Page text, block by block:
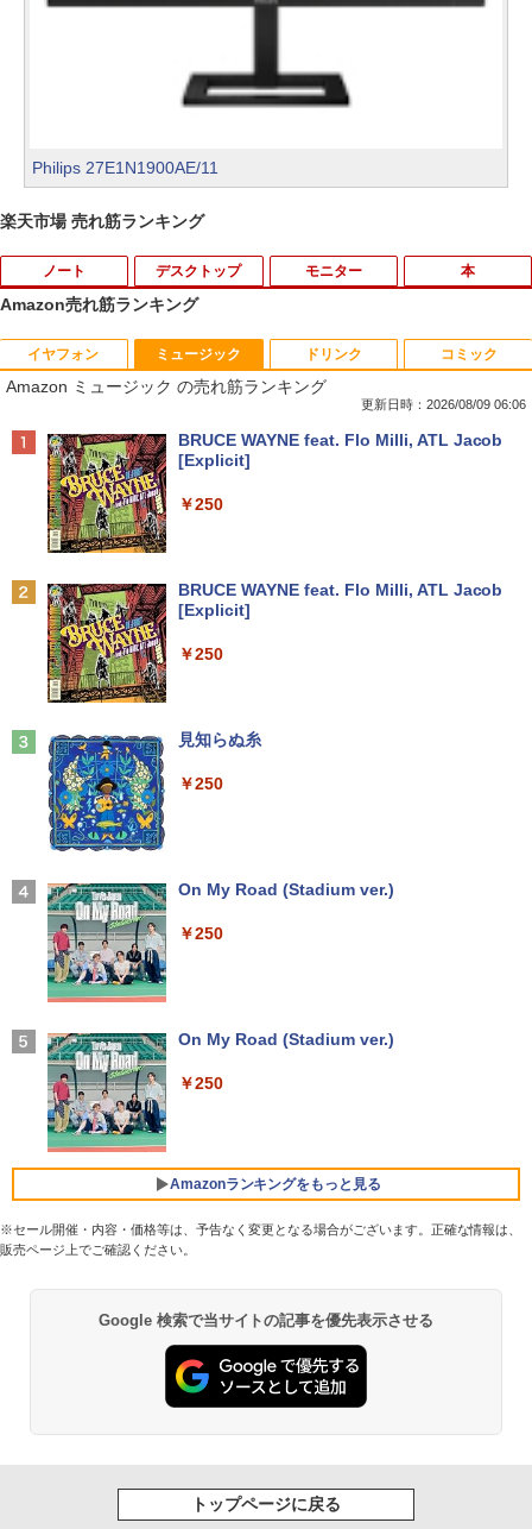
Philips 27E1N1900AE/11
楽天市場 売れ筋ランキング
ノート デスクトップ モニター 本
1 音羽美奈写真集（仮） [ 音羽美奈 ]
￥4,290
シバつき物件 8 【電子書籍】[ 大森えす ]
￥770
Amazon売れ筋ランキング
イヤフォン
Anker Soundcore P40i オフホワイト
Anker Soundcore P31i ブラック
Anker Soundcore Liberty 5 ミッドナイトブ
【2026年アップグレード版】AOKIMI ワイヤ
軽量 ブルートゥースHi-Fi 最大36時間再生 ぶ
￥1,964
￥3,480
ミュージック
Amazon ミュージック の売れ筋ランキング
更新日時：2026/08/09 06:06
BRUCE WAYNE feat. Flo Milli, ATL Jacob
[Explicit]
￥250
BRUCE WAYNE feat. Flo Milli, ATL Jacob
[Explicit]
￥250
見知らぬ糸
￥250
On My Road (Stadium ver.)
￥250
On My Road (Stadium ver.)
￥250
Amazonランキングをもっと見る
ドリンク
ウォーター ペットボトル 静岡県産 500ミリリ
ットル (Smart Basic)
￥1,380
￥1,112
コミック
￥770
異世界居酒屋「のぶ」(22) (角川コミックス・
￥832
※セール開催・内容・価格等は、予告なく変更となる場合がございます。正確な情報は、
販売ページ上でご確認ください。
Google 検索で当サイトの記事を優先表示させる
トップページに戻る